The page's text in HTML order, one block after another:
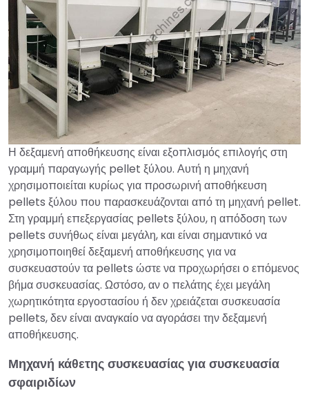
Η δεξαμενή αποθήκευσης είναι εξοπλισμός επιλογής στη
γραμμή παραγωγής pellet ξύλου. Αυτή η μηχανή
χρησιμοποιείται κυρίως για προσωρινή αποθήκευση
pellets ξύλου που παρασκευάζονται από τη μηχανή pellet.
Στη γραμμή επεξεργασίας pellets ξύλου, η απόδοση των
pellets συνήθως είναι μεγάλη, και είναι σημαντικό να
χρησιμοποιηθεί δεξαμενή αποθήκευσης για να
συσκευαστούν τα pellets ώστε να προχωρήσει ο επόμενος
βήμα συσκευασίας. Ωστόσο, αν ο πελάτης έχει μεγάλη
χωρητικότητα εργοστασίου ή δεν χρειάζεται συσκευασία
pellets, δεν είναι αναγκαίο να αγοράσει την δεξαμενή
αποθήκευσης.
Μηχανή κάθετης συσκευασίας για συσκευασία
σφαιριδίων